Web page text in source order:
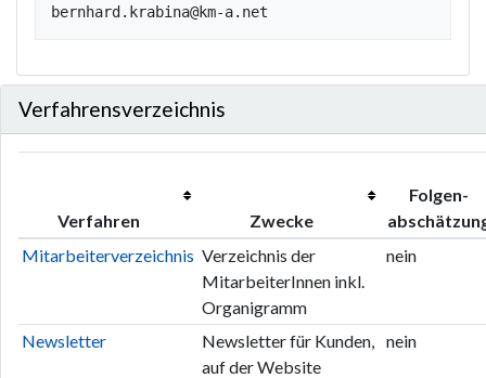
Verfahrensverzeichnis
Verfahren Zwecke
Folgen-
Mitarbeiterverzeichnis Verzeichnis der
MitarbeiterInnen inkl.
Organigramm
nein
Newsletter
Newsletter für Kunden,
auf der Website
nein